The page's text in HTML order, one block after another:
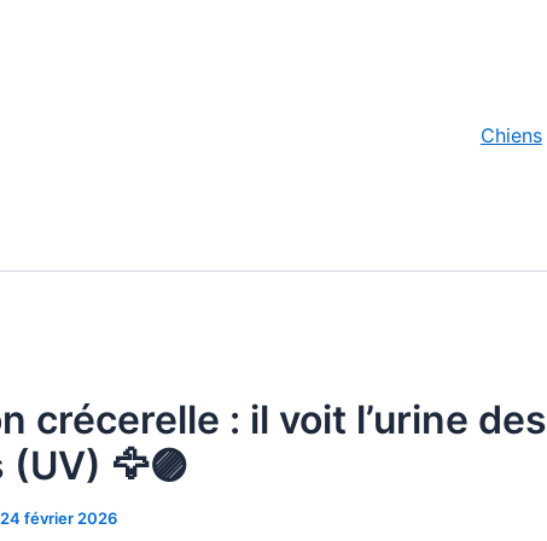
Chiens
crécerelle : il voit l’urine des
🦅🟣
24 février 2026